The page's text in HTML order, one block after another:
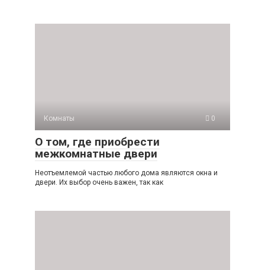
Комнаты 0
О том, где приобрести
межкомнатные двери
Неотъемлемой частью любого дома являются окна и
двери. Их выбор очень важен, так как